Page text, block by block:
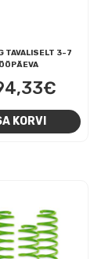
TAVALISELT 3-7
€
KORVI